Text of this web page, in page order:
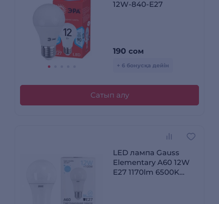
12W-840-E27
190 сом
+ 6 бонусқа дейін
Сатып алу
LED лампа Gauss
Elementary A60 12W
E27 1170lm 6500K